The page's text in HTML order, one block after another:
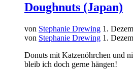
Doughnuts (Japan)
von Stephanie Drewing 1.
von Stephanie Drewing 1.
Donuts mit Katzenöhrchen und
bleib ich doch gerne hängen!